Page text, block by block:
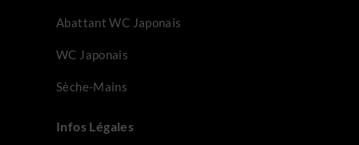
Abattant WC Japonais
WC Japonais
Sèche-Mains
Infos Légales